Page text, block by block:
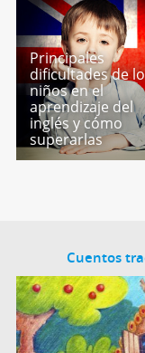
Principales
dificultades de
niños en el
aprendizaje del
inglés y cómo
superarlas
Cuentos